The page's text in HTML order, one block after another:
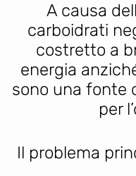
A causa
carboidrati
costretto a
energia
sono una fonte
per
Il problema